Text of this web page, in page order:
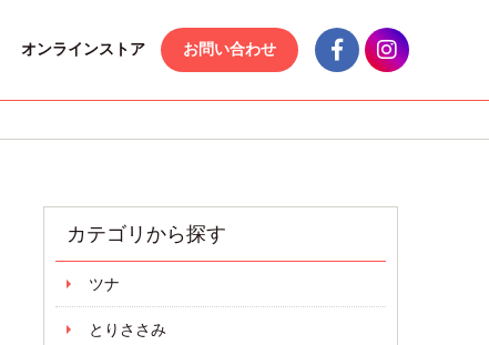
オンラインストア お問い合わせ
カテゴリから探す
ツナ
とりささみ